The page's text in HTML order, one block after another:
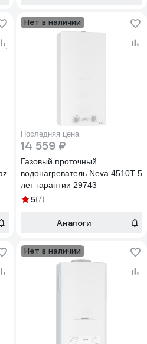
Нет в наличии
Последняя цена
14 559 ₽
Газовый проточный
водонагреватель Neva 4510T 5
лет гарантии 29743
5(7)
Аналоги
Нет в наличии